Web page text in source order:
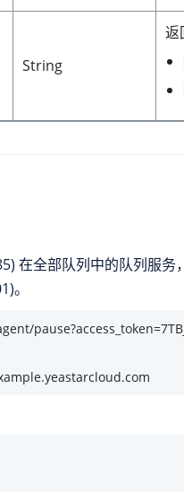
String
返
在全部队列中的队列服务
。